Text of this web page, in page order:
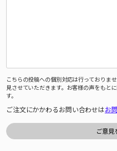
こちらの投稿への個別対応は行っておりま
見させていただきます。お客様の声をもと
す。
ご注文にかかわるお問い合わせはお